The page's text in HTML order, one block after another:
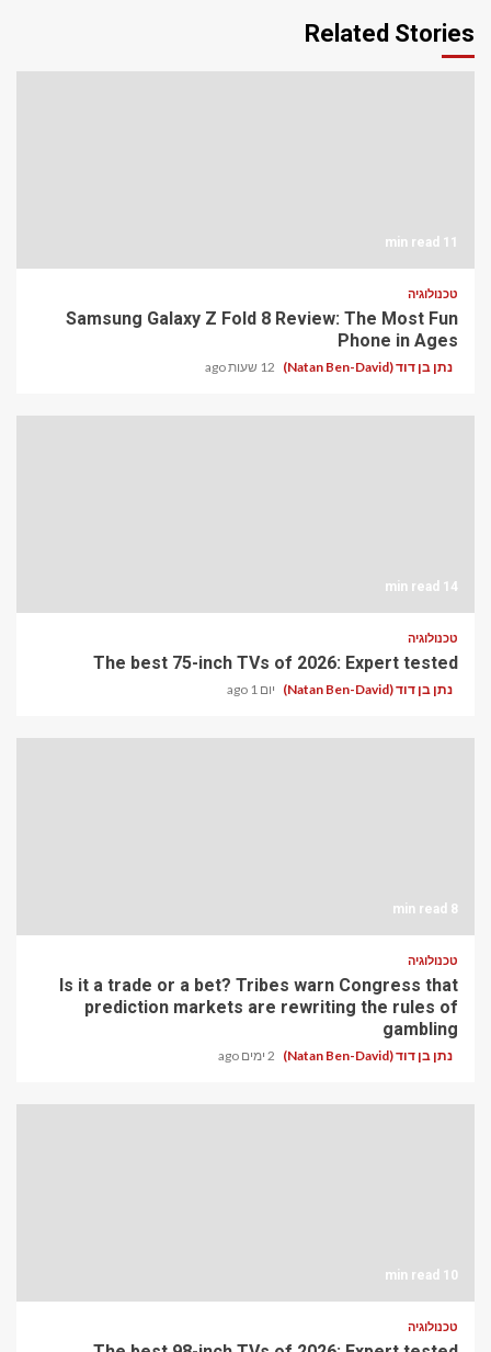
Related Stories
11 min read
טכנולוגיה
Samsung Galaxy Z Fold 8 Review: The Most Fun
Phone in Ages
נתן בן דוד (Natan Ben-David) 12 שעות ago
14 min read
טכנולוגיה
The best 75-inch TVs of 2026: Expert tested
נתן בן דוד (Natan Ben-David) יום 1 ago
8 min read
טכנולוגיה
Is it a trade or a bet? Tribes warn Congress that
prediction markets are rewriting the rules of
gambling
נתן בן דוד (Natan Ben-David) 2 ימים ago
10 min read
טכנולוגיה